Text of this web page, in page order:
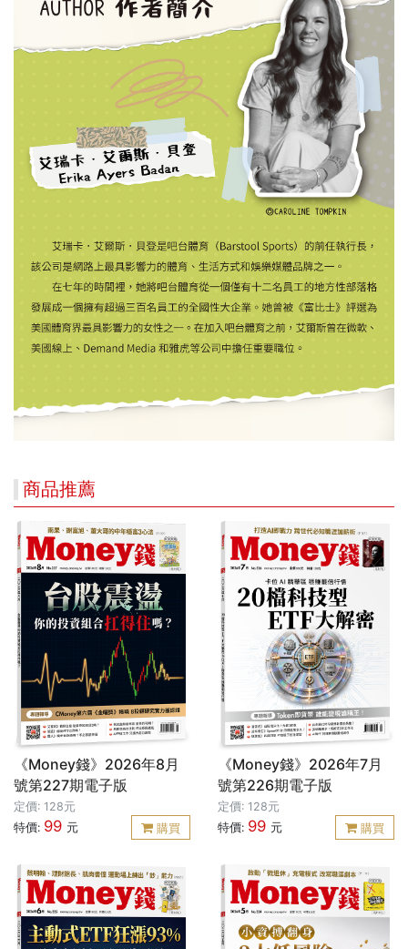
商品推薦
《Money錢》2026年8月
號第227期電子版
定價: 128元
特價: 99 元 購買
《Money錢》2026年7月
號第226期電子版
定價: 128元
特價: 99 元 購買